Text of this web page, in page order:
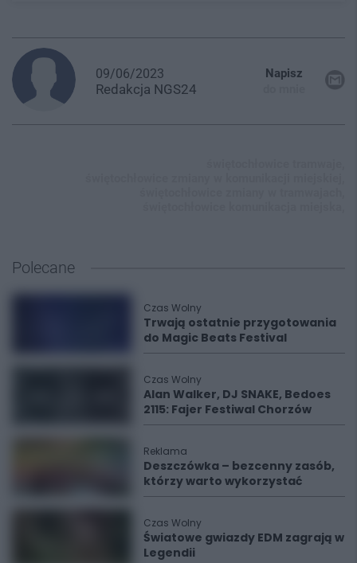
09/06/2023
Redakcja NGS24
Napisz
Polecane
Czas Wolny
Trwają ostatnie przygotowania
do Magic Beats Festival
Czas Wolny
Alan Walker, DJ SNAKE, Bedoes
2115: Fajer Festiwal Chorzów
Reklama
Deszczówka – bezcenny zasób,
którzy warto wykorzystać
Czas Wolny
Światowe gwiazdy EDM zagrają w
Legendii